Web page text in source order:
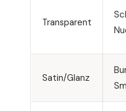
Transparent
Satin/Glanz